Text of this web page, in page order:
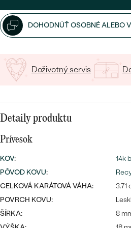
svadobné
obrúčky
DRAHOKAM
PODĽA MATERIÁLU
ZLATO
PLATINA
S DRAHOKAMAMI
S PERLAMI
PODĽA ŠTÝLU
PERSONALIZOVANÉ
MINIMALISTICKÉ
PODĽA PRÍLEŽITOSTI
CENOVO DOSTUPNÉ
DOHODNÚŤ OSOBNÉ ALEBO
Doživotný servis
Detaily produktu
Prívesok
KOV:
14k
PÔVOD KOVU:
CELKOVÁ KARÁTOVÁ VÁHA:
3.71
POVRCH KOVU:
ŠÍRKA:
8